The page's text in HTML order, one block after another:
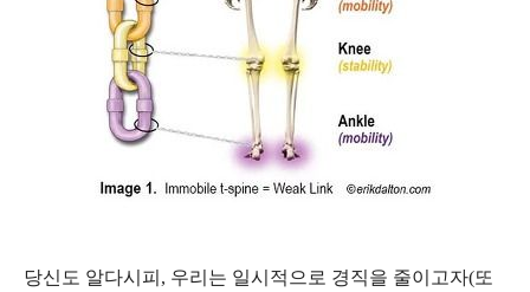
당신도 알다시피, 우리는 일시적으로 경직을 줄이고자(또